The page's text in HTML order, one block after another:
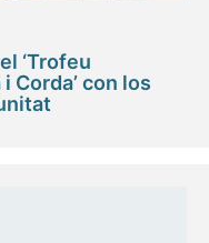
‘Trofeu
Corda’ con los